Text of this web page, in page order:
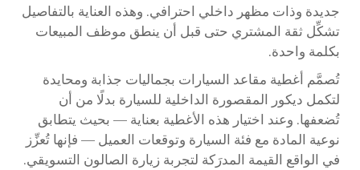
جديدة وذات مظهر داخلي احترافي. وهذه العناية بالتفاصيل
تشكِّل ثقة المشتري حتى قبل أن ينطق موظف المبيعات
بكلمة واحدة.
تُصمَّم أغطية مقاعد السيارات بجماليات جذابة ومحايدة
لتكمل ديكور المقصورة الداخلية للسيارة بدلًا من أن
تُضعفها. وعند اختيار هذه الأغطية بعناية — بحيث يتطابق
نوعية المادة مع فئة السيارة وتوقعات العميل — فإنها تُعزِّز
في الواقع القيمة المدرَكة لتجربة زيارة الصالون التسويقي.